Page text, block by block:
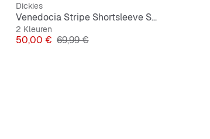
Dickies
Venedocia Stripe Shortsleeve Shirt
2 Kleuren
Prijs
50,00 € Originele Prijs
69,99 €